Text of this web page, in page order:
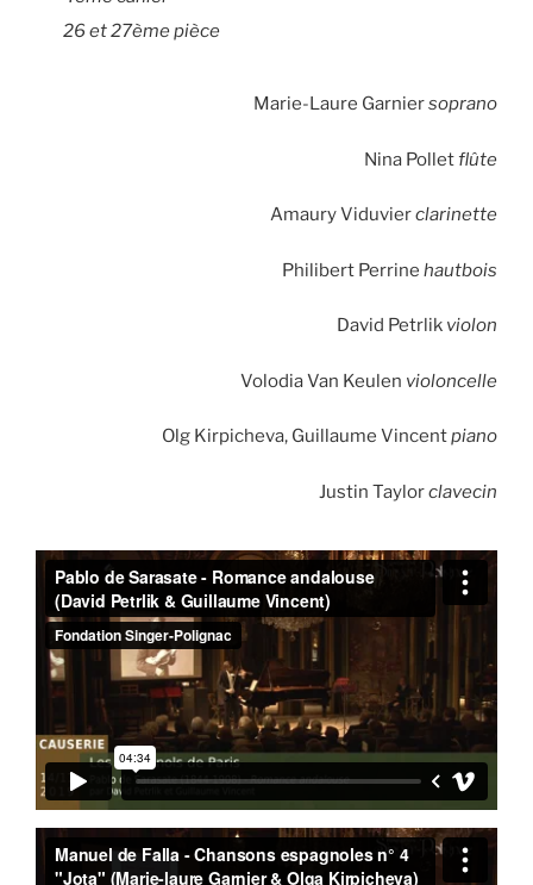
26 et 27ème pièce
Marie-Laure Garniersoprano
Nina Polletflûte
Amaury Viduvierclarinette
Philibert Perrine hautbois
David Petrlik violon
Volodia Van Keulen violoncelle
Olg Kirpicheva, Guillaume Vincentpiano
Justin Taylorclavecin